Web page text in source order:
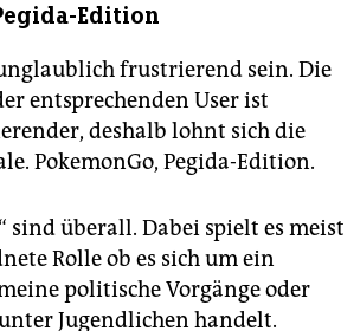
Edition
frustrierend sein. Die
entsprechenden User ist
deshalb lohnt sich die
PokemonGo, Pegida-Edition.
sind überall. Dabei spielt es meist
Rolle ob es sich um ein
politische Vorgänge oder
Jugendlichen handelt.